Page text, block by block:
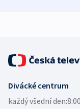
Divácké centrum
každý všední den: